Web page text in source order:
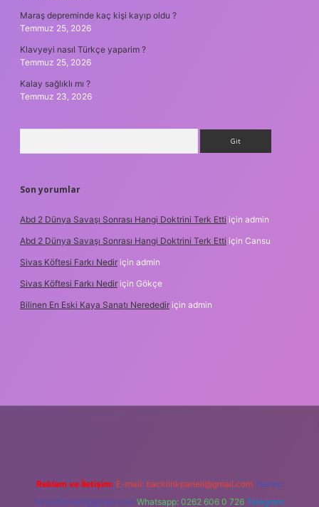
Maraş depreminde kaç kişi kayıp oldu ?
Temmuz 25, 2026
Klavyeyi nasıl Türkçe yaparim ?
Temmuz 25, 2026
Kalay sağlıklı mı ?
Temmuz 23, 2026
Son yorumlar
Abd 2 Dünya Savaşı Sonrası Hangi Doktrini Terk Etti için admin
Abd 2 Dünya Savaşı Sonrası Hangi Doktrini Terk Etti için Cansu
Sivas Köftesi Farkı Nedir için admin
Sivas Köftesi Farkı Nedir için Gökçe
Bilinen En Eski Kaya Sanatı Nerededir için admin
Reklam ve İletişim: E-mail: backlinkpaneli@gmail.com Teams:
forumhizmeti@gmail.com Whatsapp: 0262 606 0 726 Telegram: